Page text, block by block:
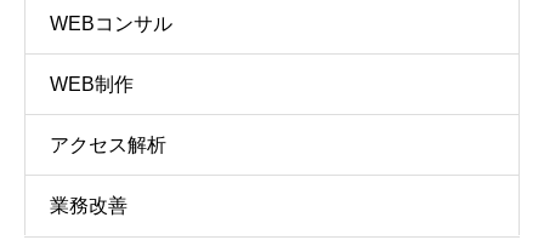
WEBコンサル
WEB制作
アクセス解析
業務改善